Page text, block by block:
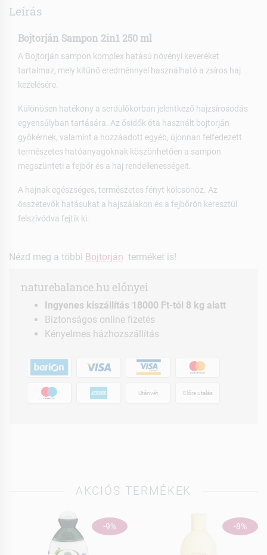
Leírás
Bojtorján Sampon 2in1 250 ml
A Bojtorján sampon komplex hatású növényi keveréket
tartalmaz, mely kitűnő eredménnyel használható a zsíros haj
kezelésére.
Különösen hatékony a serdülőkorban jelentkező hajzsírosodás
egyensúlyban tartására. Az ősidők óta használt bojtorján
gyökérnek, valamint a hozzáadott egyéb, újonnan felfedezett
természetes hatóanyagoknak köszönhetően a sampon
megszünteti a fejbőr és a haj rendellenességeit.
A hajnak egészséges, természetes fényt kölcsönöz. Az
összetevők hatásukat a hajszálakon és a fejbőrön keresztül
felszívódva fejtik ki.
Nézd meg a többi Bojtorján terméket is!
naturebalance.hu előnyei
Ingyenes kiszállítás 18000 Ft-tól 8 kg alatt
Biztonságos online fizetés
Kényelmes házhozszállítás
Utánvét Előre utalás
AKCIÓS TERMÉKEK
-9% -8%